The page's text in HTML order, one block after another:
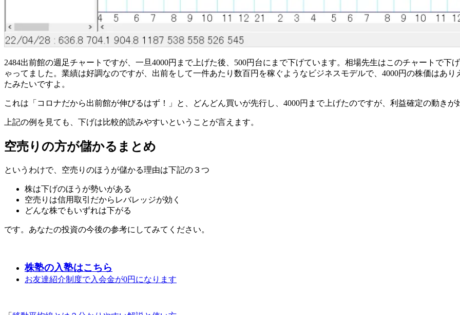
2484出前館の週足チャートですが、一旦4000円まで上げた後、500円台にまで下げています。相場先生はこのチャートで
ゃってました。業績は好調なのですが、出前をして一件あたり数百円を稼ぐようなビジネスモデルで、4000円の株価はあ
たみたいですよ。
これは「コロナだから出前館が伸びるはず！」と、どんどん買いが先行し、4000円まで上げたのですが、利益確定の動き
上記の例を見ても、下げは比較的読みやすいということが言えます。
空売りの方が儲かるまとめ
というわけで、空売りのほうが儲かる理由は下記の３つ
株は下げのほうが勢いがある
空売りは信用取引だからレバレッジが効く
どんな株でもいずれは下がる
です。あなたの投資の今後の参考にしてみてください。
株塾の入塾はこちら
お友達紹介制度で入会金が0円になります